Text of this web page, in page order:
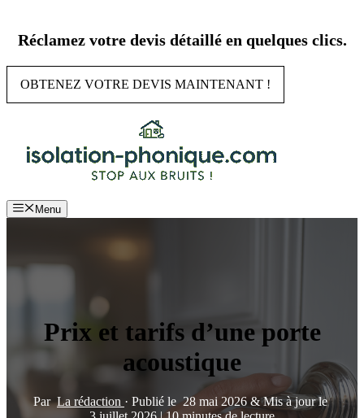
contenu
Réclamez votre devis détaillé en quelques clics.
OBTENEZ VOTRE DEVIS MAINTENANT !
Menu
Prix et tarifs d’une porte
acoustique
ParLa rédaction · Publié le 28 mai 2026& Mis à jour le